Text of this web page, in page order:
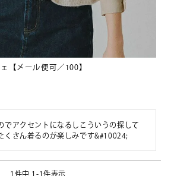
【メール便可／100】
でアクセントになるしこういうの探して
くさん着るのが楽しみです&#10024;
1 件中 1 -1件表示